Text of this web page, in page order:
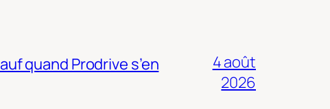
quand Prodrive s’en
4 août
2026